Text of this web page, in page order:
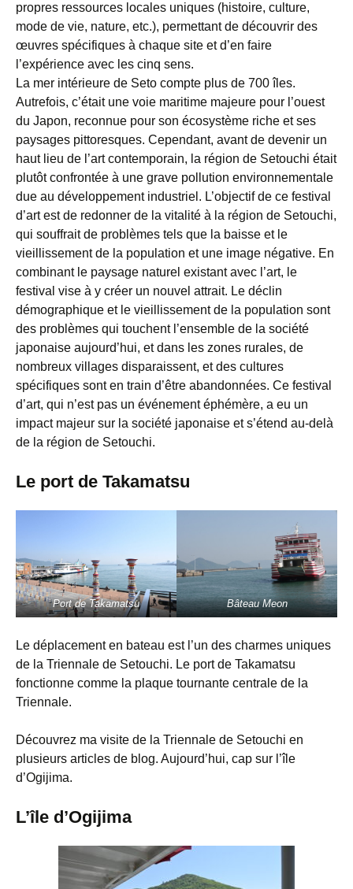
propres ressources locales uniques (histoire, culture,
mode de vie, nature, etc.), permettant de découvrir des
œuvres spécifiques à chaque site et d’en faire
l’expérience avec les cinq sens.
La mer intérieure de Seto compte plus de 700 îles.
Autrefois, c’était une voie maritime majeure pour l’ouest
du Japon, reconnue pour son écosystème riche et ses
paysages pittoresques. Cependant, avant de devenir un
haut lieu de l’art contemporain, la région de Setouchi était
plutôt confrontée à une grave pollution environnementale
due au développement industriel. L’objectif de ce festival
d’art est de redonner de la vitalité à la région de Setouchi,
qui souffrait de problèmes tels que la baisse et le
vieillissement de la population et une image négative. En
combinant le paysage naturel existant avec l’art, le
festival vise à y créer un nouvel attrait. Le déclin
démographique et le vieillissement de la population sont
des problèmes qui touchent l’ensemble de la société
japonaise aujourd’hui, et dans les zones rurales, de
nombreux villages disparaissent, et des cultures
spécifiques sont en train d’être abandonnées. Ce festival
d’art, qui n’est pas un événement éphémère, a eu un
impact majeur sur la société japonaise et s’étend au-delà
de la région de Setouchi.
Le port de Takamatsu
Port de Takamatsu Bâteau Meon
Le déplacement en bateau est l’un des charmes uniques
de la Triennale de Setouchi. Le port de Takamatsu
fonctionne comme la plaque tournante centrale de la
Triennale.
Découvrez ma visite de la Triennale de Setouchi en
plusieurs articles de blog. Aujourd’hui, cap sur l’île
d’Ogijima.
L’île d’Ogijima